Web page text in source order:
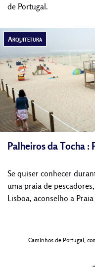
de Portugal.
Palheiros da Tocha :
Se quiser conhecer
uma praia de
Lisboa, aconselho a Praia
Arquitetura
Caminhos de Portugal,